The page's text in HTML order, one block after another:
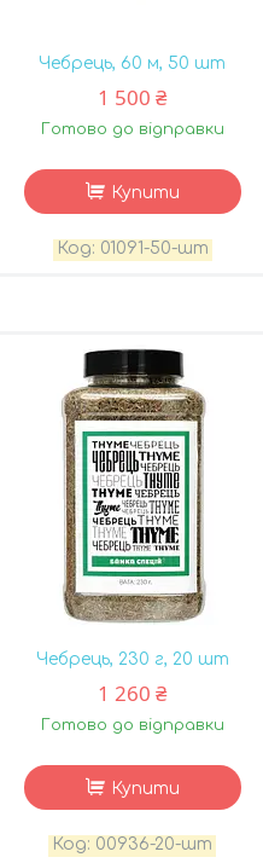
Чебрець, 60 м, 50 шт
1 500 ₴
Готово до відправки
Купити
01091-50-шт
Чебрець, 230 г, 20 шт
1 260 ₴
Готово до відправки
Купити
00936-20-шт